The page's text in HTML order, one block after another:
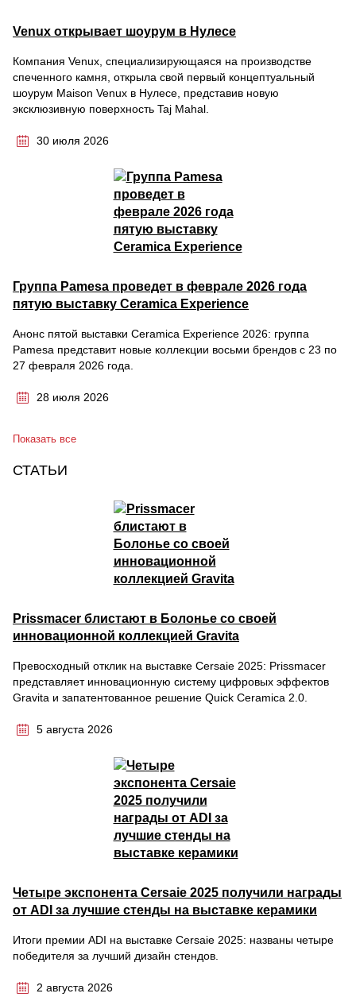
Venux открывает шоурум в Нулесе
Компания Venux, специализирующаяся на производстве
спеченного камня, открыла свой первый концептуальный
шоурум Maison Venux в Нулесе, представив новую
эксклюзивную поверхность Taj Mahal.
30 июля 2026
Группа Pamesa проведет в феврале 2026 года
пятую выставку Ceramica Experience
Анонс пятой выставки Ceramica Experience 2026: группа
Pamesa представит новые коллекции восьми брендов с 23 по
27 февраля 2026 года.
28 июля 2026
Показать все
СТАТЬИ
Prissmacer блистают в Болонье со своей
инновационной коллекцией Gravita
Превосходный отклик на выставке Cersaie 2025: Prissmacer
представляет инновационную систему цифровых эффектов
Gravita и запатентованное решение Quick Ceramica 2.0.
5 августа 2026
Четыре экспонента Cersaie 2025 получили награды
от ADI за лучшие стенды на выставке керамики
Итоги премии ADI на выставке Cersaie 2025: названы четыре
победителя за лучший дизайн стендов.
2 августа 2026